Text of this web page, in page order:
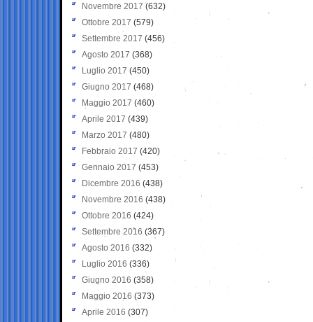
Novembre 2017 (632)
Ottobre 2017 (579)
Settembre 2017 (456)
Agosto 2017 (368)
Luglio 2017 (450)
Giugno 2017 (468)
Maggio 2017 (460)
Aprile 2017 (439)
Marzo 2017 (480)
Febbraio 2017 (420)
Gennaio 2017 (453)
Dicembre 2016 (438)
Novembre 2016 (438)
Ottobre 2016 (424)
Settembre 2016 (367)
Agosto 2016 (332)
Luglio 2016 (336)
Giugno 2016 (358)
Maggio 2016 (373)
Aprile 2016 (307)